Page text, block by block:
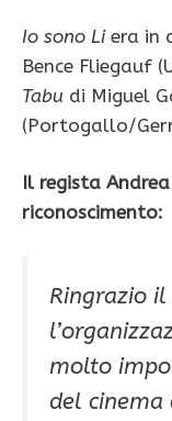
Io sono Liera in
Bence Fliegauf
Tabu di Miguel
(Portogallo/
Il regista
riconoscimento:
Ringrazio
molto
del cinema